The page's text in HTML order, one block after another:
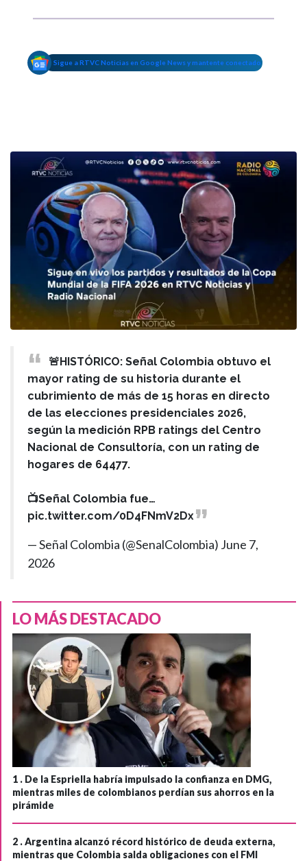
Sigue a RTVC Noticias en Google News y mantente conectado
🚨HISTÓRICO: Señal Colombia obtuvo el
mayor rating de su historia durante el
cubrimiento de más de 15 horas en directo
de las elecciones presidenciales 2026,
según la medición RPB ratings del Centro
Nacional de Consultoría, con un rating de
hogares de 64477.
📺Señal Colombia fue…
pic.twitter.com/0D4FNmV2Dx
— Señal Colombia (@SenalColombia) June 7,
2026
LO MÁS DESTACADO
1 . De la Espriella habría impulsado la confianza en DMG,
mientras miles de colombianos perdían sus ahorros en la
pirámide
2 .Argentina alcanzó récord histórico de deuda externa,
mientras que Colombia salda obligaciones con el FMI